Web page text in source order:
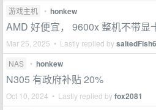
游戏主机 • honkew
AMD 好便宜， 9600x 整机不带显
Mar 25, 2025 • Lastly replied by
NAS • honkew
N305 有政府补贴 20%
Oct 10, 2024 • Lastly replied byfox2081